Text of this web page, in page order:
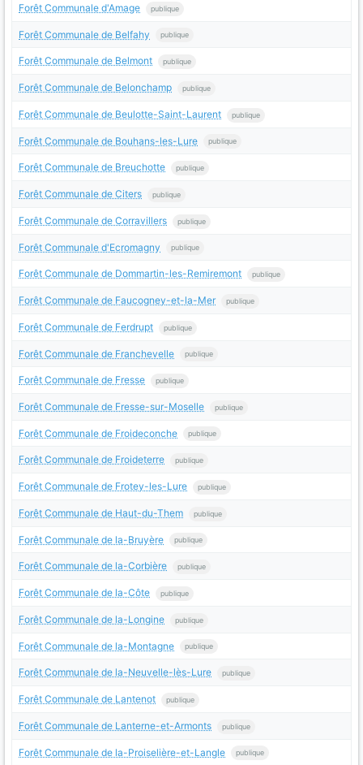
Forêt Communale d'Amage publique
Forêt Communale de Belfahy publique
Forêt Communale de Belmont publique
Forêt Communale de Belonchamp publique
Forêt Communale de Beulotte-Saint-Laurent publique
Forêt Communale de Bouhans-les-Lure publique
Forêt Communale de Breuchotte publique
Forêt Communale de Citers publique
Forêt Communale de Corravillers publique
Forêt Communale d'Ecromagny publique
Forêt Communale de Dommartin-les-Remiremont publique
Forêt Communale de Faucogney-et-la-Mer publique
Forêt Communale de Ferdrupt publique
Forêt Communale de Franchevelle publique
Forêt Communale de Fresse publique
Forêt Communale de Fresse-sur-Moselle publique
Forêt Communale de Froideconche publique
Forêt Communale de Froideterre publique
Forêt Communale de Frotey-les-Lure publique
Forêt Communale de Haut-du-Them publique
Forêt Communale de la-Bruyère publique
Forêt Communale de la-Corbière publique
Forêt Communale de la-Côte publique
Forêt Communale de la-Longine publique
Forêt Communale de la-Montagne publique
Forêt Communale de la-Neuvelle-lès-Lure publique
Forêt Communale de Lantenot publique
Forêt Communale de Lanterne-et-Armonts publique
Forêt Communale de la-Proiselière-et-Langle publique